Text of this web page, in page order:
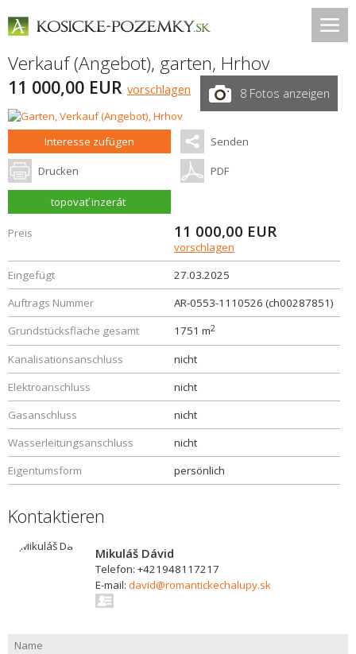
Verkauf (Angebot), garten, Hrhov
11 000,00 EUR vorschlagen 8 Fotos anzeigen
Interesse zufügen Senden
Drucken PDF
topovať inzerát
Preis 11 000,00 EUR
vorschlagen
Eingefügt
27.03.2025
Auftrags Nummer
AR-0553-1110526 (ch00287851)
Grundstücksfläche gesamt
1751 m2
Kanalisationsanschluss
nicht
Elektroanschluss
nicht
Gasanschluss
nicht
Wasserleitungsanschluss
nicht
Eigentumsform
persönlich
Kontaktieren
Mikuláš Dávid
Telefon: +421948117217
E-mail: david@romantickechalupy.sk